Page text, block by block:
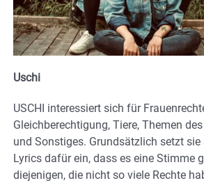
Uschi
USCHI interessiert sich für
Gleichberechtigung, Tiere, Themen
und Sonstiges. Grundsätzlich setzt
Lyrics dafür ein, dass es eine Stimme
diejenigen, die nicht so viele Rechte